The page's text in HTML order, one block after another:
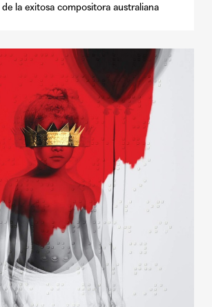
la exitosa compositora australiana